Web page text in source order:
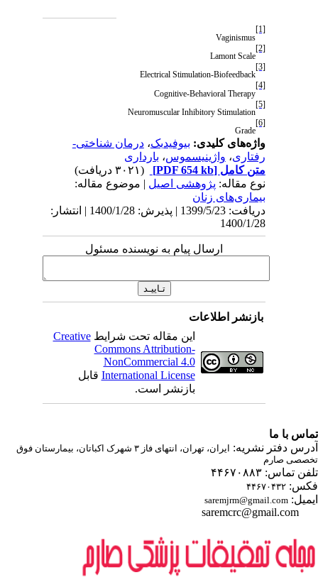
[1]
Vaginismus
[2]
Lamont Scale
[3]
Electrical Stimulation-Biofeedback
[4]
Cognitive-Behavioral Therapy
[5]
Neuromuscular Inhibitory Stimulation
[6]
Grade
واژه‌های کلیدی:بیوفیدبک،درمان شناختی-
رفتاری،واژینیسموس،بارداری
متن کامل[PDF 654 kb]
نوع مقاله:پژوهشی اصيل| موضوع مقاله:
بيماری‌های زنان
دریافت: 1399/5/23 | پذیرش: 1400/1/28 | انتشار:
1400/1/28
ارسال پیام به نویسنده مسئول
بازنشر اطلاعات
این مقاله تحت شرایطCreative
Commons Attribution-
NonCommercial 4.0
International Licenseقابل
بازنشر است.
با ما
دفتر نشریه:
ایران، تهران، انتهای فاز ۳ شهرک اکباتان، بیمارستان فوق
صارم
تماس: ۴۴۶۷۰۸۸۳
۴۴۶۷۰۴۳۲
saremjrm@gmail.com
saremcrc@gmail.com